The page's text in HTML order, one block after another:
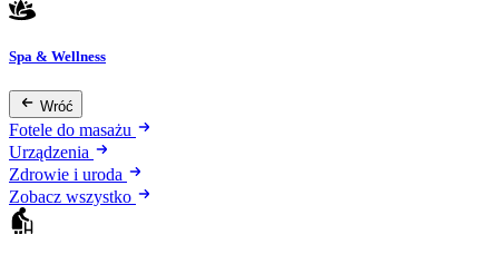
Spa & Wellness
Wróć
Fotele do masażu
Urządzenia
Zdrowie i uroda
Zobacz wszystko